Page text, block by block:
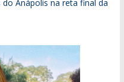
Anápolis na reta final da